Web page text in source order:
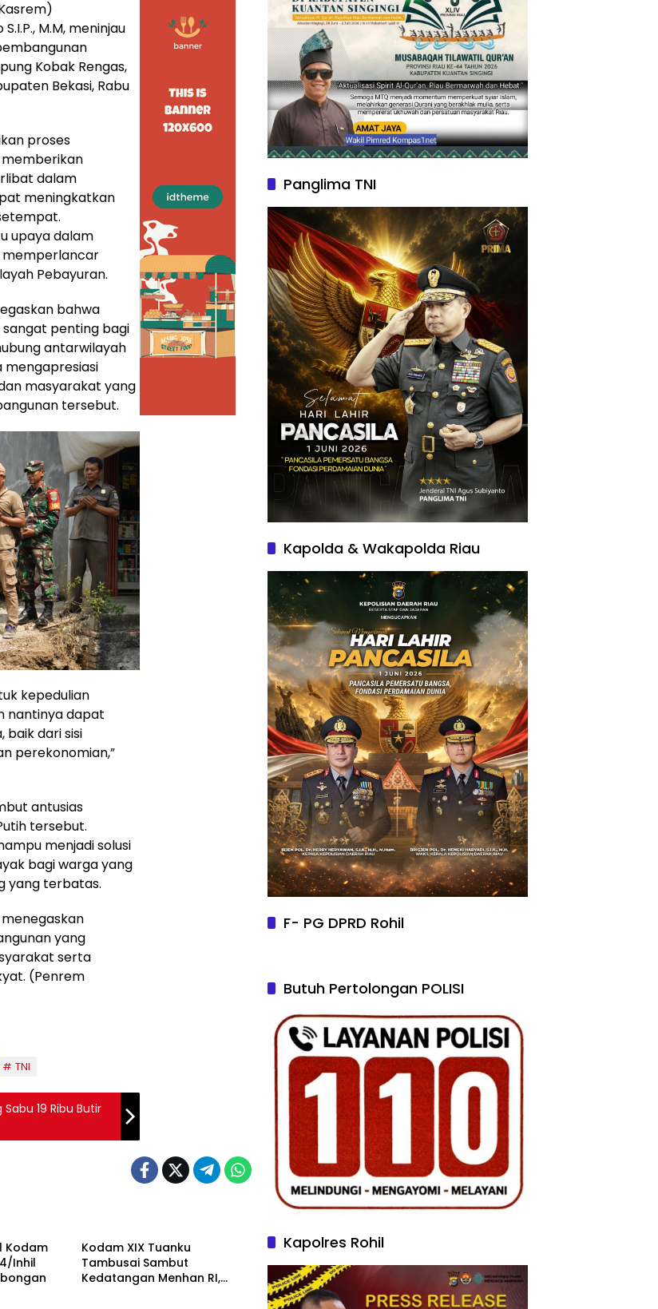
M.M, meninjau
Kobak Rengas,
Bekasi, Rabu
proses
dalam
meningkatkan
upaya dalam
memperlancar
Pebayuran.
bahwa
penting bagi
antarwilayah
mengapresiasi
masyarakat yang
tersebut.
kepedulian
nantinya dapat
dari sisi
perekonomian,”
antusias
tersebut.
menjadi solusi
bagi warga yang
yang terbatas.
yang
serta
(Penrem
TNI
19 Ribu Butir
Kodam
Inhil
Kodam XIX Tuanku
Tambusai Sambut
Kedatangan Menhan RI,
TNI
Panglima TNI
Kapolda & Wakapolda Riau
F- PG DPRD Rohil
Butuh Pertolongan POLISI
Kapolres Rohil